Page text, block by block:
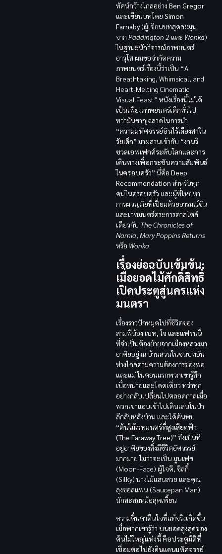
ทัศน์กว้างไกลอย่าง Ben Gregor
และเขียนบทโดย Simon
Farnaby(ผู้เขียนบทสุดละมุน
จาก Paddington 2 และ Wonka)
ในฐานะนักวิจารณ์ภาพยนตร์
อาวุโส ผมขอจำกัดความ
ภาพยนตร์เรื่องนี้ว่าเป็น “A
Breathtaking, Whimsical, and
Heart-Melting Cinematic
Visual Feast” หนังเรื่องนี้ไม่ได้
เป็นเพียงภาพยนตร์เด็กทั่วไป
ทว่ามันชาญฉลาดในการนำ
“ความมหัศจรรย์อันไร้เดียงสาใน
วัยเด็ก” มาผสานเข้ากับ “งานวิ
ชวลเอฟเฟกต์ระดับโลกและการ
เดินทางเพื่อกระชับความสัมพันธ์
ในครอบครัว” นี่คือ Deep
Recommendation สำหรับทุก
คนในครอบครัว และผู้ที่โหยหา
การผจญภัยที่เปี่ยมด้วยอารมณ์ขัน
และเวทมนตร์ตระการตาสไตล์
เดียวกับ The Chronicles of
Narnia, Mary Poppins Returns
หรือ Wonka
เรื่องย่อฉบับเข้มข้น:
เมื่อยอดไม้ศักดิ์สิทธิ์
เปิดประตูสู่นครแห่ง
มนตรา
เรื่องราวปักหมุดไปที่ชีวิตของ
สามพี่น้อง เบท, โจ และแฟรนนี่
ที่จำเป็นต้องย้ายจากเมืองหลวงมา
อาศัยอยู่ ณ บ้านสวนในชนบทอัน
ห่างไกลตามความต้องการของพ่อ
และแม่ ในตอนแรกพวกเขารู้สึก
เบื่อหน่ายและโดดเดี่ยว ทว่าทุก
อย่างกลับเปลี่ยนไปตลอดกาลเมื่อ
พวกเขาแอบเข้าไปเดินเล่นในป่า
ลึกลับหลังบ้าน และได้ค้นพบ
“ต้นไม้เวทมนตร์ที่สูงเสียดฟ้า
(The Faraway Tree)” ซึ่งเป็นที่
อยู่อาศัยของสิ่งมีชีวิตอัศจรรย์
มากมาย ไม่ว่าจะเป็น มูนเฟซ
(Moon-Face) ผู้ใจดี, ซิลกี้
(Silky) นางไม้แสนสวย และคุณ
ลุงซอสแพน (Saucepan Man)
นักสะสมหม้อสุดเพี้ยน
ความตื่นตาตื่นใจที่แท้จริงเกิดขึ้น
เมื่อพวกเขารู้ว่า บนยอดสูงสุดของ
ต้นไม้ใหญ่แห่งนี้ คือประตูมิติที่
เชื่อมต่อไปยังดินแดนมหัศจรรย์